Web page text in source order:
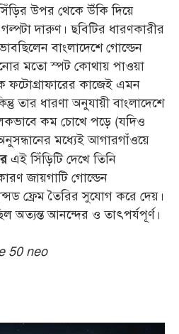
উপর থেকে উঁকি দিয়ে
দারুণ। ছবিটির ধারণকারীর
বাংলাদেশে গোল্ডেন
মতো স্পট কোথায় পাওয়া
ফটোগ্রাফারের কাজেই এমন
তার ধারণা অনুযায়ী বাংলাদেশে
কম চোখে পড়ে (যদিও
মধ্যেই আগারগাঁওয়ে
এই সিঁড়িটি দেখে তিনি
জায়গাটি গোল্ডেন
ফ্রেম তৈরির সুযোগ করে দেয়।
অত্যন্ত আনন্দের ও তাৎপর্যপূর্ণ।
50 neo